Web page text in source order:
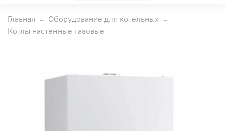
Главная
Оборудование для котельных
Котлы настенные газовые